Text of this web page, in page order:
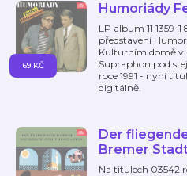
Humoriády
LP album 11 1359-
představení
Kulturním domě v
Supraphon pod
roce 1991 - nyní
digitálně.
69 KČ
Der
Bremer
Na titulech 03542